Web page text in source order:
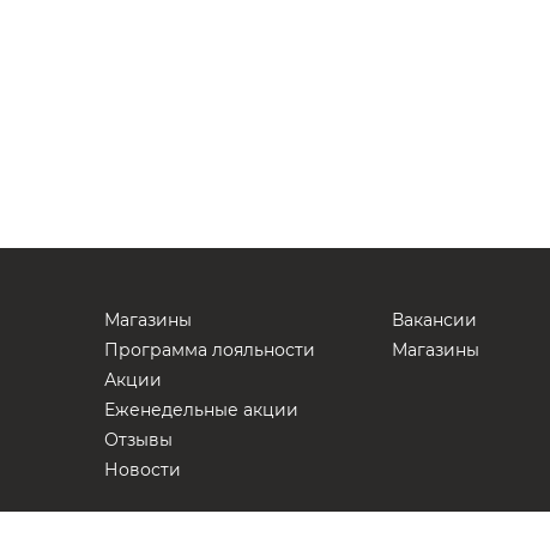
Магазины
Программа лояльности
Акции
Еженедельные акции
Отзывы
Новости
Вакансии
Магазины